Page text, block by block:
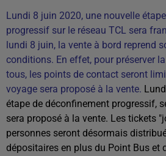
Lundi 8 juin 2020, une nouvelle
progressif sur le réseau TCL sera
lundi 8 juin, la vente à bord reprend
conditions. En effet, pour préserver
tous, les points de contact seront
voyage sera proposé à la vente.
étape de déconfinement progressif,
sera proposé à la vente. Les tickets
personnes seront désormais
dépositaires en plus du Point Bus et